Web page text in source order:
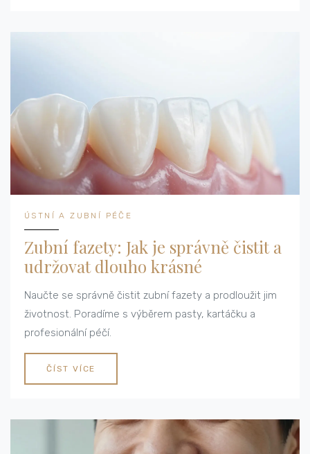
ÚSTNÍ A ZUBNÍ PÉČE
Zubní fazety: Jak je správně čistit a
udržovat dlouho krásné
Naučte se správně čistit zubní fazety a prodloužit jim
životnost. Poradíme s výběrem pasty, kartáčku a
profesionální péčí.
ČÍST VÍCE